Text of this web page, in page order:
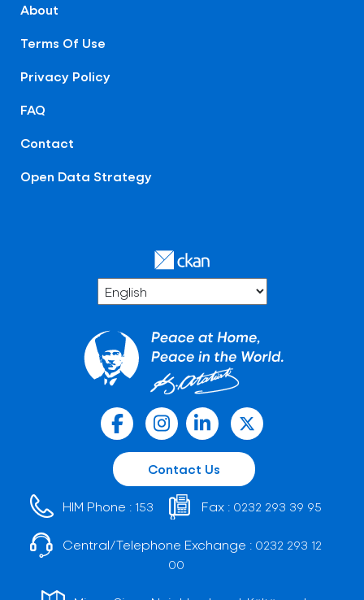
About
Terms Of Use
Privacy Policy
FAQ
Contact
Open Data Strategy
Contact Us
HIM Phone : 153 Fax : 0232 293 39 95
Central/Telephone Exchange : 0232 293 12
00